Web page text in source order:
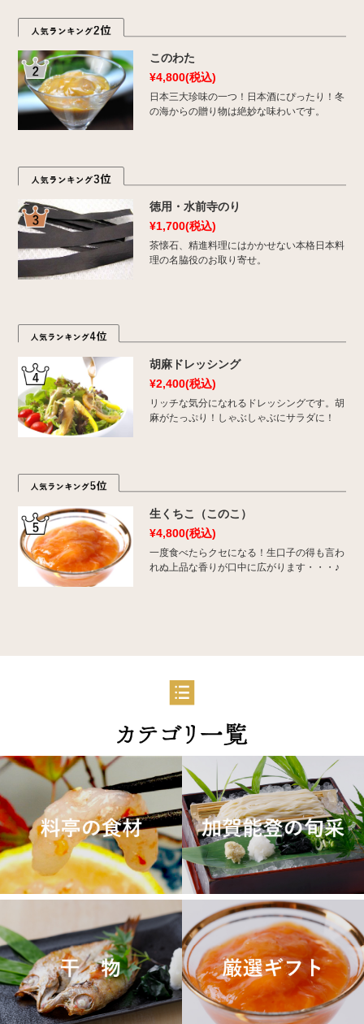
このわた
¥4,800(税込)
日本三大珍味の一つ！日本酒にぴったり！冬
の海からの贈り物は絶妙な味わいです。
徳用・水前寺のり
¥1,700(税込)
茶懐石、精進料理にはかかせない本格日本料
理の名脇役のお取り寄せ。
胡麻ドレッシング
¥2,400(税込)
リッチな気分になれるドレッシングです。胡
麻がたっぷり！しゃぶしゃぶにサラダに！
生くちこ（このこ）
¥4,800(税込)
一度食べたらクセになる！生口子の得も言わ
れぬ上品な香りが口中に広がります・・・♪